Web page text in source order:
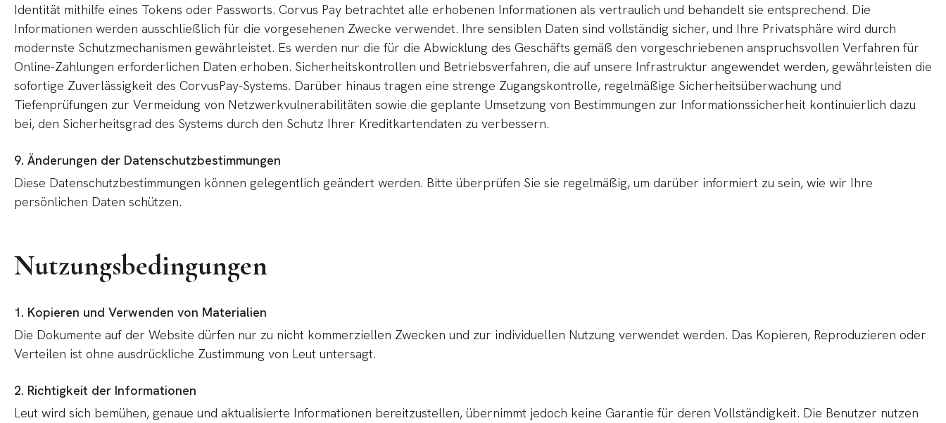
Identität mithilfe eines Tokens oder Passworts. Corvus Pay betrachtet alle erhobenen Informationen als vertraulich und behandelt sie entsprechend. Die
Informationen werden ausschließlich für die vorgesehenen Zwecke verwendet. Ihre sensiblen Daten sind vollständig sicher, und Ihre Privatsphäre wird durch
modernste Schutzmechanismen gewährleistet. Es werden nur die für die Abwicklung des Geschäfts gemäß den vorgeschriebenen anspruchsvollen Verfahren für
Online-Zahlungen erforderlichen Daten erhoben. Sicherheitskontrollen und Betriebsverfahren, die auf unsere Infrastruktur angewendet werden, gewährleisten die
sofortige Zuverlässigkeit des CorvusPay-Systems. Darüber hinaus tragen eine strenge Zugangskontrolle, regelmäßige Sicherheitsüberwachung und
Tiefenprüfungen zur Vermeidung von Netzwerkvulnerabilitäten sowie die geplante Umsetzung von Bestimmungen zur Informationssicherheit kontinuierlich dazu
bei, den Sicherheitsgrad des Systems durch den Schutz Ihrer Kreditkartendaten zu verbessern.
9. Änderungen der Datenschutzbestimmungen
Diese Datenschutzbestimmungen können gelegentlich geändert werden. Bitte überprüfen Sie sie regelmäßig, um darüber informiert zu sein, wie wir Ihre
persönlichen Daten schützen.
Nutzungsbedingungen
1. Kopieren und Verwenden von Materialien
Die Dokumente auf der Website dürfen nur zu nicht kommerziellen Zwecken und zur individuellen Nutzung verwendet werden. Das Kopieren, Reproduzieren oder
Verteilen ist ohne ausdrückliche Zustimmung von Leut untersagt.
2. Richtigkeit der Informationen
Leut wird sich bemühen, genaue und aktualisierte Informationen bereitzustellen, übernimmt jedoch keine Garantie für deren Vollständigkeit. Die Benutzer nutzen